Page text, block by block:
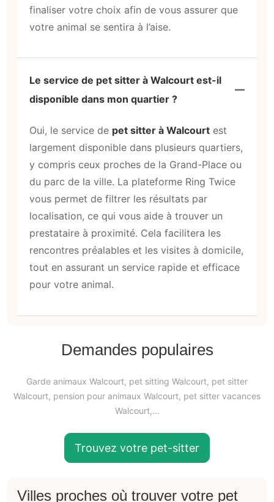
finaliser votre choix afin de vous assurer que
votre animal se sentira à l’aise.
Le service de pet sitter à Walcourt est-il
disponible dans mon quartier ?
Oui, le service de pet sitter à Walcourt est
largement disponible dans plusieurs quartiers,
y compris ceux proches de la Grand-Place ou
du parc de la ville. La plateforme Ring Twice
vous permet de filtrer les résultats par
localisation, ce qui vous aide à trouver un
prestataire à proximité. Cela facilitera les
rencontres préalables et les visites à domicile,
tout en assurant un service rapide et efficace
pour votre animal.
Demandes populaires
Garde animaux Walcourt, pet sitting Walcourt, pet sitter
Walcourt, pension pour animaux Walcourt, pet sitter vacances
Walcourt,...
Trouvez votre pet-sitter
Villes proches où trouver votre pet